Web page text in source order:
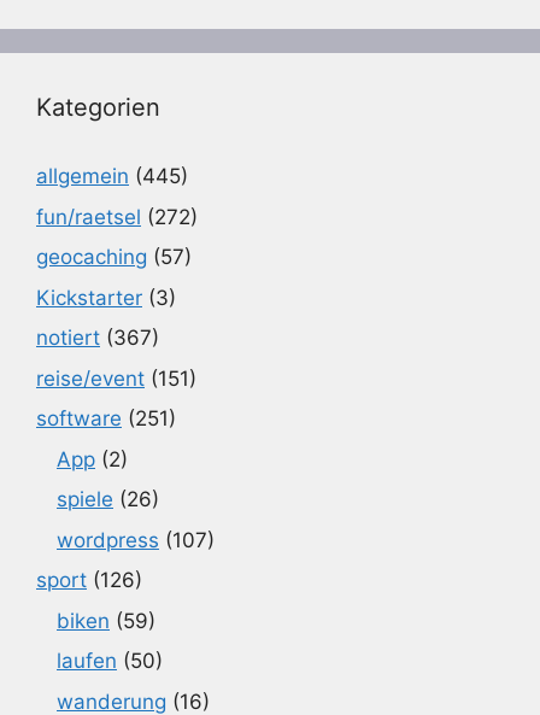
Kategorien
allgemein (445)
fun/raetsel (272)
geocaching (57)
Kickstarter (3)
notiert (367)
reise/event (151)
software (251)
App (2)
spiele (26)
wordpress (107)
sport (126)
biken (59)
laufen (50)
wanderung (16)